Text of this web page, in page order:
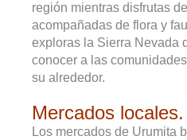
región mientras disfrutas
acompañadas de flora y
exploras la Sierra Nevada
conocer a las
su alrededor.
Mercados locales.
Los mercados de Urumita